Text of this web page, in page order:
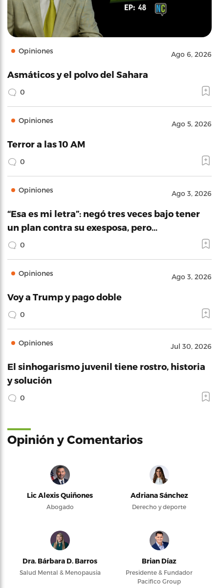
Opiniones Ago 6, 2026
Asmáticos y el polvo del Sahara
0
Opiniones Ago 5, 2026
Terror a las 10 AM
0
Opiniones Ago 3, 2026
“Esa es mi letra”: negó tres veces bajo tener
un plan contra su exesposa, pero…
0
Opiniones Ago 3, 2026
Voy a Trump y pago doble
0
Opiniones Jul 30, 2026
El sinhogarismo juvenil tiene rostro, historia
y solución
0
Opinión y Comentarios
Lic Alexis Quiñones
Abogado
Adriana Sánchez
Derecho y deporte
Dra. Bárbara D. Barros
Salud Mental & Menopausia
Brian Díaz
Presidente & Fundador
Pacifico Group